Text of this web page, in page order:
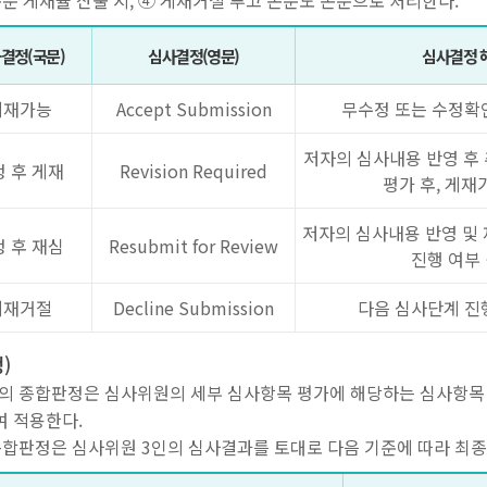
정(국문) 심사결정(영문) 심사결정
가능 Accept Submission 무수정 또는 수정
후 게재 Revision Required
저자의 심사내용 반영
평가 후, 게재
후 재심 Resubmit for Review
저자의 심사내용 반영 및
진행 여부
거절
Decline Submission 다음 심사단계
종합판정은 심사위원의 세부 심사항목 평가에 해당하는 심사
적용한다.
판정은 심사위원 3인의 심사결과를 토대로 다음 기준에 따라 최